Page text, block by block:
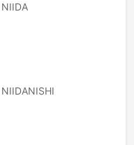
NIIDA
NIIDANISHI